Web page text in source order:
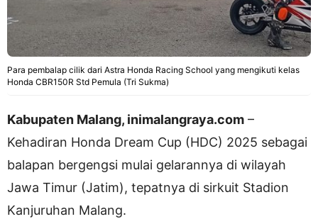
Para pembalap cilik dari Astra Honda Racing School yang mengikuti kelas
Honda CBR150R Std Pemula (Tri Sukma)
Kabupaten Malang, inimalangraya.com –
Kehadiran Honda Dream Cup (HDC) 2025 sebagai
balapan bergengsi mulai gelarannya di wilayah
Jawa Timur (Jatim), tepatnya di sirkuit Stadion
Kanjuruhan Malang.